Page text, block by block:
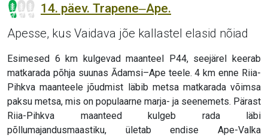
14. päev. Trapene‒Ape.
Apesse, kus Vaidava jõe kallastel elasid nõiad
Esimesed 6 km kulgevad maanteel P44, seejärel keerab
matkarada põhja suunas Ādamsi–Ape teele. 4 km enne Riia-
Pihkva maanteele jõudmist läbib metsa matkarada võimsa
paksu metsa, mis on populaarne marja- ja seenemets. Pärast
Riia-Pihkva maanteed kulgeb rada läbi
põllumajandusmaastiku, ületab endise Ape-Valka